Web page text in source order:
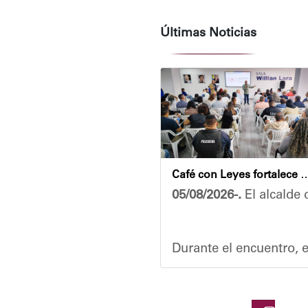
Últimas Noticias
Café con Leyes fortalece el análisis jurídico y
05/08/2026-. El alcalde
Durante el encuentro,
Vladimir Blanco,